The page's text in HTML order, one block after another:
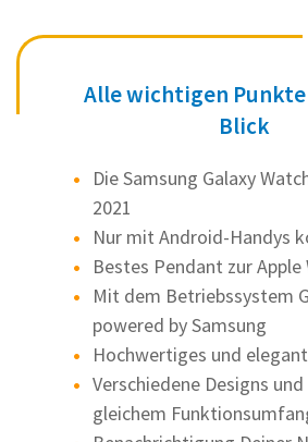
Alle wichtigen
Blick
Die Samsung Galaxy
2021
Nur mit Android-Handys
Bestes Pendant zur Apple
Mit dem Betriebssystem
powered by Samsung
Hochwertiges und
Verschiedene Designs
gleichem